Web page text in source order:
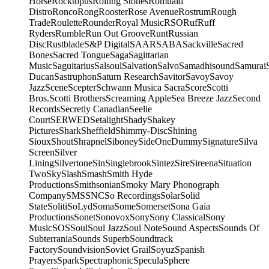
DistroRoncoRongRoosterRose AvenueRostrumRough
TradeRouletteRounderRoyal MusicRSORufRuff
RydersRumbleRun Out GrooveRuntRussian
DiscRustbladeS&P DigitalSAARSABASackvilleSacred
BonesSacred TongueSagaSagittarian
MusicSaguitariusSalsoulSalvationSalvoSamadhisoundSamurai
DucanSastruphonSaturn ResearchSavitorSavoySavoy
JazzSceneScepterSchwann Musica SacraScoreScotti
Bros.Scotti BrothersScreaming AppleSea Breeze JazzSecond
RecordsSecretly CanadianSeelie
CourtSERWEDSetalightShadyShakey
PicturesSharkSheffieldShimmy-DiscShining
SiouxShoutShrapnelSiboneySideOneDummySignatureSilva
ScreenSilver
LiningSilvertoneSinSinglebrookSintezSireSireenaSituation
TwoSkySlashSmashSmith Hyde
ProductionsSmithsonianSmoky Mary Phonograph
CompanySMSSNCSo RecordingsSolarSolid
StateSolitiSoLydSomaSomeSomersetSona Gaia
ProductionsSonetSonovoxSonySony ClassicalSony
MusicSOSSoulSoul JazzSoul NoteSound AspectsSounds Of
SubterraniaSounds SuperbSoundtrack
FactorySoundvisionSoviet GrailSoyuzSpanish
PrayersSparkSpectraphonicSpeculaSphere